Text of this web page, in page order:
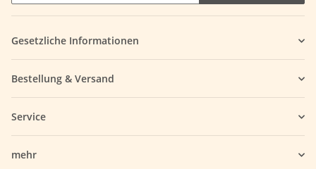
Gesetzliche Informationen
Bestellung & Versand
Service
mehr